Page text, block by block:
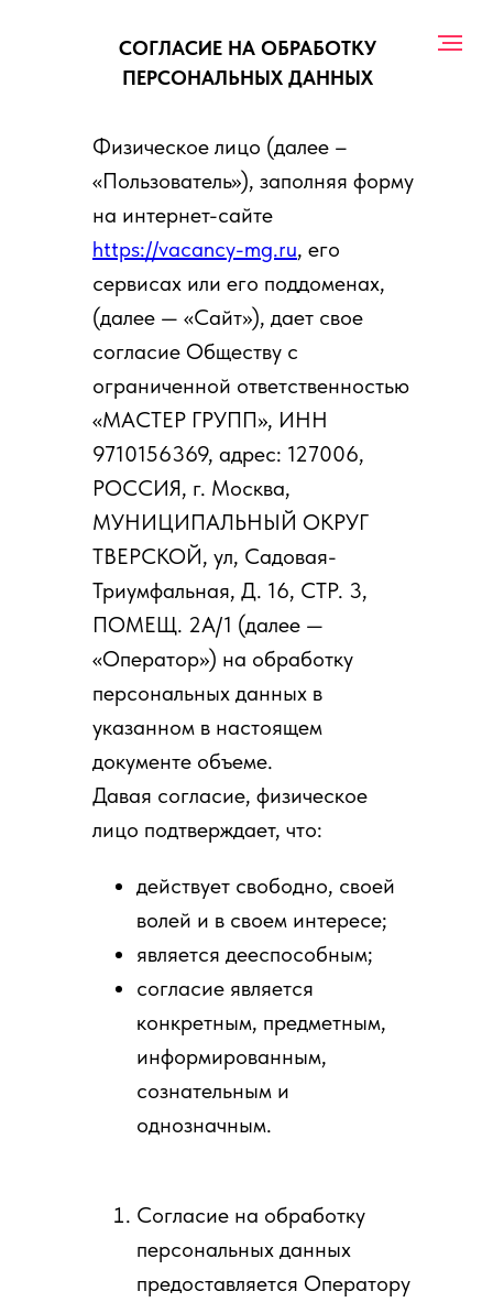
Физическое лицо (далее –
«Пользователь»), заполняя форму
на интернет-сайте
https://vacancy-mg.ru, его
сервисах или его поддоменах,
(далее — «Сайт»), дает свое
согласие Обществу с
ограниченной ответственностью
«МАСТЕР ГРУПП», ИНН
9710156369, адрес: 127006,
РОССИЯ, г. Москва,
МУНИЦИПАЛЬНЫЙ ОКРУГ
ТВЕРСКОЙ, ул, Садовая-
Триумфальная, Д. 16, СТР. 3,
ПОМЕЩ. 2А/1 (далее —
«Оператор») на обработку
персональных данных в
указанном в настоящем
документе объеме.
Давая согласие, физическое
лицо подтверждает, что:
действует свободно, своей
волей и в своем интересе;
является дееспособным;
согласие является
конкретным, предметным,
информированным,
сознательным и
однозначным.
Согласие на обработку
персональных данных
предоставляется Оператору
СОГЛАСИЕ НА ОБРАБОТКУ
ПЕРСОНАЛЬНЫХ ДАННЫХ